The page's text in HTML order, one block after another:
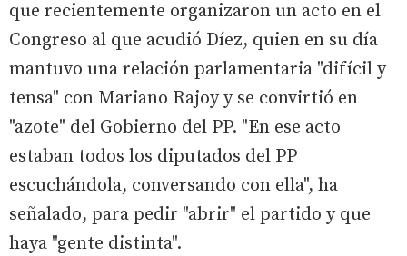
que recientemente organizaron un acto en el
Congreso al que acudió Díez, quien en su día
mantuvo una relación parlamentaria "difícil y
tensa" con Mariano Rajoy y se convirtió en
"azote" del Gobierno del PP. "En ese acto
estaban todos los diputados del PP
escuchándola, conversando con ella", ha
señalado, para pedir "abrir" el partido y que
haya "gente distinta".